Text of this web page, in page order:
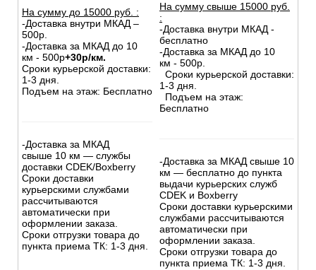
На сумму до 15000 руб. :
-Доставка внутри МКАД –
500р.
-Доставка за МКАД до 10
км - 500р+30р/км.
Сроки курьерской доставки:
1-3 дня.
Подъем на этаж: Бесплатно
-Доставка за МКАД
свыше 10 км — службы
доставки CDEK/Boxberry
Сроки доставки
курьерскими службами
рассчитываются
автоматически при
оформлении заказа.
Сроки отгрузки товара до
пункта приема ТК: 1-3 дня.
На сумму свыше 15000 руб.
:
-Доставка внутри МКАД -
бесплатно
-Доставка за МКАД до 10
км - 500р.
Сроки курьерской доставки:
1-3 дня.
Подъем на этаж:
Бесплатно
-Доставка за МКАД свыше 10
км — бесплатно до пункта
выдачи курьерских служб
CDEK и Boxberry
Сроки доставки курьерскими
службами рассчитываются
автоматически при
оформлении заказа.
Сроки отгрузки товара до
пункта приема ТК: 1-3 дня.